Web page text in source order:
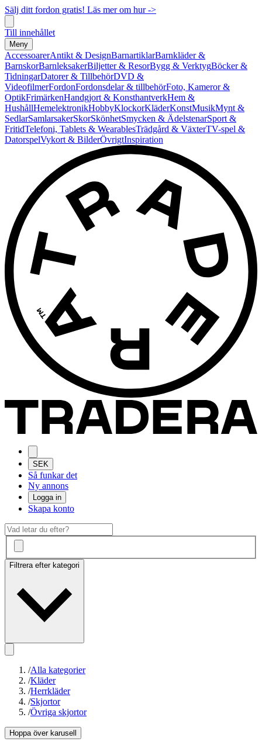
Sälj ditt fordon gratis! Läs mer om hur ->
Till innehållet
Meny
AccessoarerAntikt & DesignBarnartiklarBarnkläder &
BarnskorBarnleksakerBiljetter & ResorBygg & VerktygBöcker &
TidningarDatorer & TillbehörDVD &
VideofilmerFordonFordonsdelar & tillbehörFoto, Kameror &
OptikFrimärkenHandgjort & KonsthantverkHem &
HushållHemelektronikHobbyKlockorKläderKonstMusikMynt &
SedlarSamlarsakerSkorSkönhetSmycken & ÄdelstenarSport &
FritidTelefoni, Tablets & WearablesTrädgård & VäxterTV-spel &
DatorspelVykort & BilderÖvrigtInspiration
SEK
Så funkar det
Ny annons
Logga in
Skapa konto
Filtrera efter kategori
/Alla kategorier
/Kläder
/Herrkläder
/Skjortor
/Övriga skjortor
Hoppa över karusell